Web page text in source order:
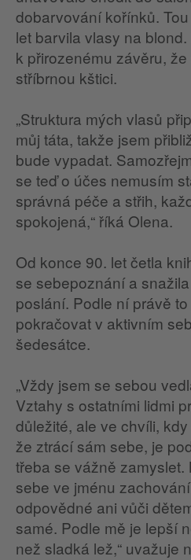
dobarvování kořínků.
let barvila vlasy na
k přirozenému závěru,
stříbrnou kštici.
„Struktura mých vlasů
můj táta, takže jsem
bude vypadat.
se teď o účes nemusím
správná péče a střih,
spokojená,“ říká Olena.
Od konce 90. let četla
se sebepoznání a
poslání. Podle ní právě
pokračovat v aktivním
šedesátce.
„Vždy jsem se sebou
Vztahy s ostatními lidmi
důležité, ale ve chvíli,
že ztrácí sám sebe, je
třeba se vážně zamyslet.
sebe ve jménu
odpovědné ani vůči
samé. Podle mě je lepší
než sladká lež,“ uvažuje